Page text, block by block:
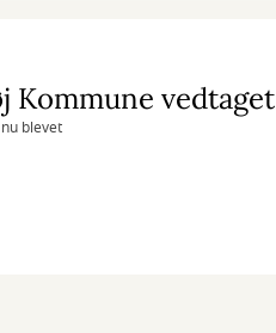
Kommune vedtaget
blevet